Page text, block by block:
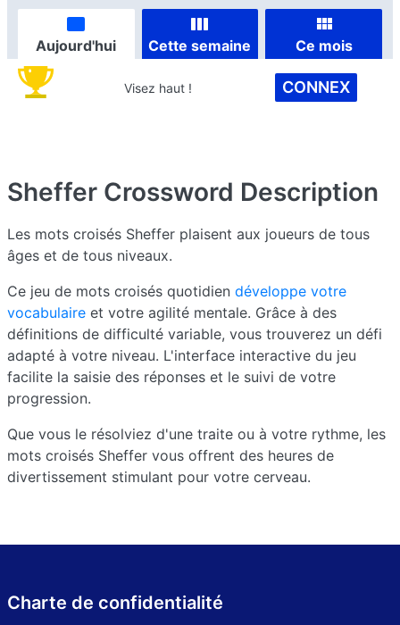
Aujourd'hui Cette semaine Ce mois
Visez haut ! CONNEX
Sheffer Crossword Description
Les mots croisés Sheffer plaisent aux joueurs de tous
âges et de tous niveaux.
Ce jeu de mots croisés quotidien développe votre
vocabulaire et votre agilité mentale. Grâce à des
définitions de difficulté variable, vous trouverez un défi
adapté à votre niveau. L'interface interactive du jeu
facilite la saisie des réponses et le suivi de votre
progression.
Que vous le résolviez d'une traite ou à votre rythme, les
mots croisés Sheffer vous offrent des heures de
divertissement stimulant pour votre cerveau.
Charte de confidentialité